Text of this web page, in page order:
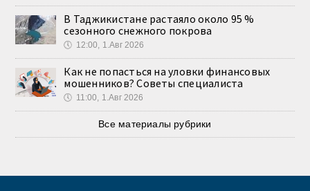
В Таджикистане растаяло около 95 %
сезонного снежного покрова
🕔 12:00, 1.Авг 2026
Как не попасться на уловки финансовых
мошенников? Советы специалиста
🕔 11:00, 1.Авг 2026
Все материалы рубрики